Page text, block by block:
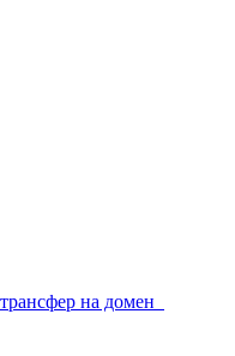
на домен